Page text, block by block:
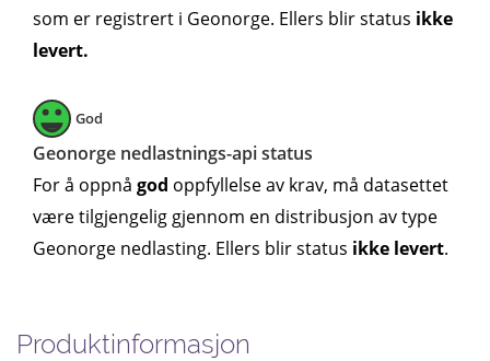
som er registrert i Geonorge. Ellers blir status ikke
levert.
God
Geonorge nedlastnings-api status
For å oppnå god oppfyllelse av krav, må datasettet
være tilgjengelig gjennom en distribusjon av type
Geonorge nedlasting. Ellers blir status ikke levert.
Produktinformasjon